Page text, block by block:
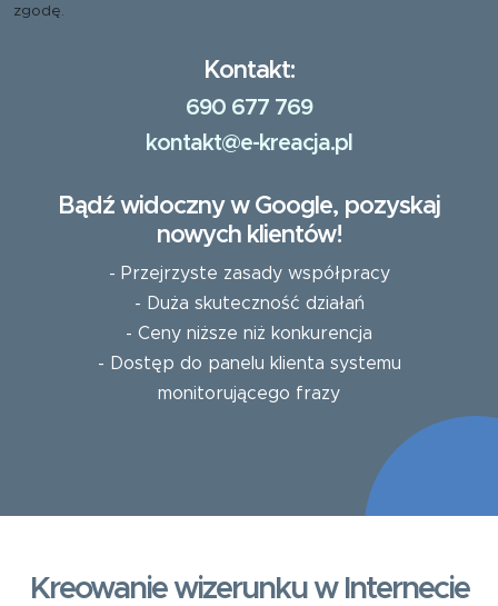
zgodę.
Kontakt:
690 677 769
kontakt@e-kreacja.pl
Bądź widoczny w Google, pozyskaj
nowych klientów!
- Przejrzyste zasady współpracy
- Duża skuteczność działań
- Ceny niższe niż konkurencja
- Dostęp do panelu klienta systemu
monitorującego frazy
Kreowanie wizerunku w Internecie